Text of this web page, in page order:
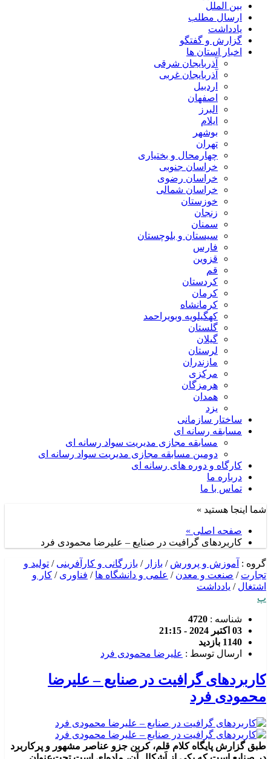
بین الملل
ارسال مطلب
یادداشت
گزارش و گفتگو
اخبار استان ها
آذربایجان شرقی
آذربایجان غربی
اردبیل
اصفهان
البرز
ایلام
بوشهر
تهران
چهارمحال و بختیاری
خراسان جنوبی
خراسان رضوی
خراسان شمالی
خوزستان
زنجان
سمنان
سیستان و بلوچستان
فارس
قزوین
قم
کردستان
کرمان
کرمانشاه
کهگیلویه وبویراحمد
گلستان
گیلان
لرستان
مازندران
مرکزی
هرمزگان
همدان
یزد
ساختار سازمانی
مسابقه رسانه ای
مسابقه مجازی مدیریت سواد رسانه ای
دومین مسابقه مجازی مدیریت سواد رسانه ای
کارگاه و دوره های رسانه ای
درباره ما
تماس با ما
شما اینجا هستید »
صفحه اصلی »
کاربردهای گرافیت در صنایع – علیرضا محمودی فرد
گروه : آموزش و پرورش / بازار / بازرگانی و کارآفرینی / تولید و
تجارت / صنعت و معدن / علمی و دانشگاه ها / فناوری / کار و
اشتغال / یادداشت
پ
شناسه : 4720
03 اکتبر 2024 - 21:15
1140 بازدید
ارسال توسط : علیرضا محمودی فرد
کاربردهای گرافیت در صنایع – علیرضا
محمودی فرد
طبق گزارش پایگاه کلام قلم، کربن جزو عناصر مشهور و پرکاربرد